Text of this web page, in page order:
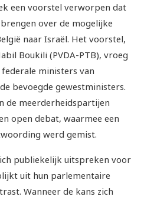
een voorstel verworpen dat
over de mogelijke
naar Israël. Het voorstel,
Boukili (PVDA-PTB), vroeg
ministers van
bevoegde gewestministers.
de meerderheidspartijen
open debat, waarmee een
werd gemist.
publiekelijk uitspreken voor
uit hun parlementaire
Wanneer de kans zich